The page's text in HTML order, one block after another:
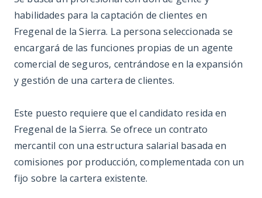
habilidades para la captación de clientes en
Fregenal de la Sierra. La persona seleccionada se
encargará de las funciones propias de un agente
comercial de seguros, centrándose en la expansión
y gestión de una cartera de clientes.
Este puesto requiere que el candidato resida en
Fregenal de la Sierra. Se ofrece un contrato
mercantil con una estructura salarial basada en
comisiones por producción, complementada con un
fijo sobre la cartera existente.